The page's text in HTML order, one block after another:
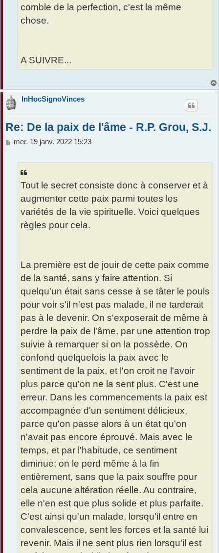
comble de la perfection, c'est la même
chose.
A SUIVRE...
InHocSignoVinces
Re: De la paix de l'âme - R.P. Grou, S.J.
M
mer. 19 janv. 2022 15:23
Tout le secret consiste donc à conserver et à
augmenter cette paix parmi toutes les
variétés de la vie spirituelle. Voici quelques
règles pour cela.
La première est de jouir de cette paix comme
de la santé, sans y faire attention. Si
quelqu'un était sans cesse à se tâter le pouls
pour voir s'il n'est pas malade, il ne tarderait
pas à le devenir. On s'exposerait de même à
perdre la paix de l'âme, par une attention trop
suivie à remarquer si on la possède. On
confond quelquefois la paix avec le
sentiment de la paix, et l'on croit ne l'avoir
plus parce qu'on ne la sent plus. C'est une
erreur. Dans les commencements la paix est
accompagnée d'un sentiment délicieux,
parce qu'on passe alors à un état qu'on
n'avait pas encore éprouvé. Mais avec le
temps, et par l'habitude, ce sentiment
diminue; on le perd même à la fin
entièrement, sans que la paix souffre pour
cela aucune altération réelle. Au contraire,
elle n'en est que plus solide et plus parfaite.
C'est ainsi qu'un malade, lorsqu'il entre en
convalescence, sent les forces et la santé lui
revenir. Mais il ne sent plus rien lorsqu'il est